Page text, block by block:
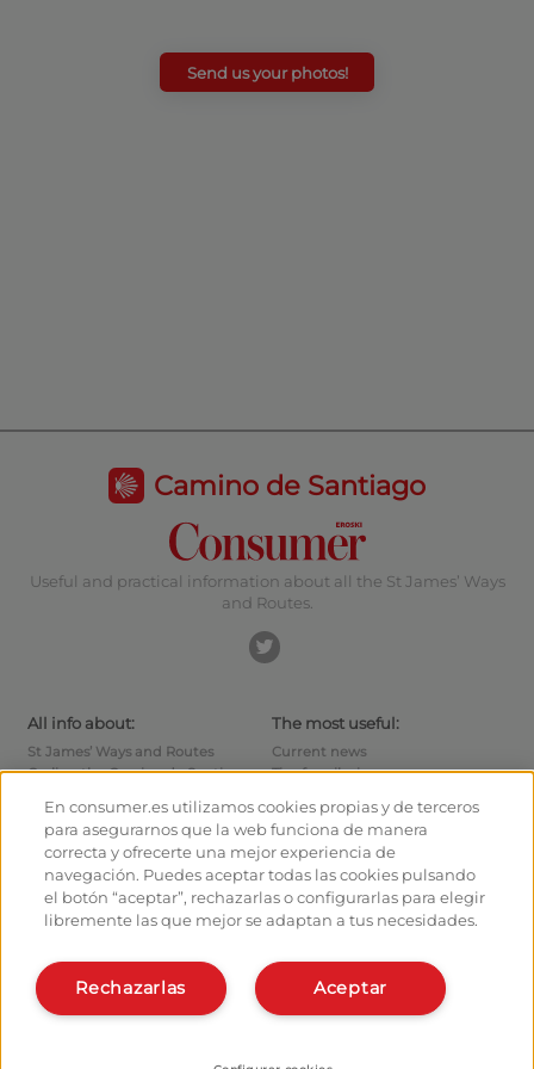
Send us your photos!
Camino de Santiago
Useful and practical information about all the St James’ Ways
and Routes.
All info about:
St James’ Ways and Routes
Cycling the Camino de Santiago
Monuments
Pilgrims' forum
Pilgrims' photographs
The most useful:
Current news
Tips for pilgrims
departure
How to leave Santiago
Calculates your expenses
History
Hostel owners and managers:
Register your Hostel
Learn more about us:
Organise and plan your route
Apps about the Way
En consumer.es utilizamos cookies propias y de terceros
para asegurarnos que la web funciona de manera
correcta y ofrecerte una mejor experiencia de
navegación. Puedes aceptar todas las cookies pulsando
el botón “aceptar”, rechazarlas o configurarlas para elegir
libremente las que mejor se adaptan a tus necesidades.
Aceptar
Rechazarlas